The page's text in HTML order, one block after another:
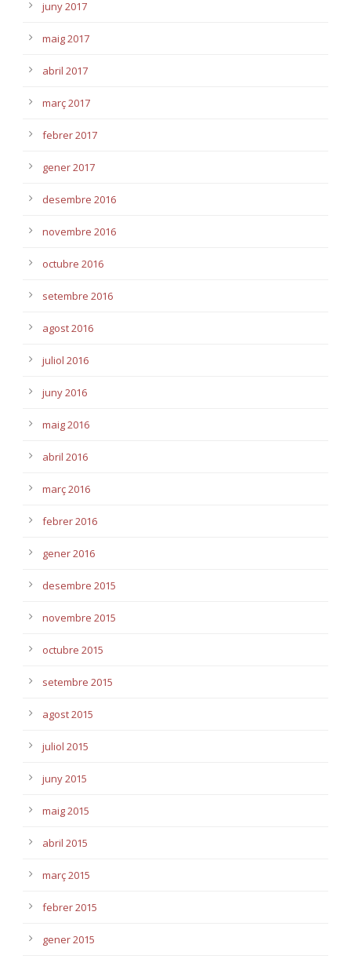
juny 2017
maig 2017
abril 2017
març 2017
febrer 2017
gener 2017
desembre 2016
novembre 2016
octubre 2016
setembre 2016
agost 2016
juliol 2016
juny 2016
maig 2016
abril 2016
març 2016
febrer 2016
gener 2016
desembre 2015
novembre 2015
octubre 2015
setembre 2015
agost 2015
juliol 2015
juny 2015
maig 2015
abril 2015
març 2015
febrer 2015
gener 2015